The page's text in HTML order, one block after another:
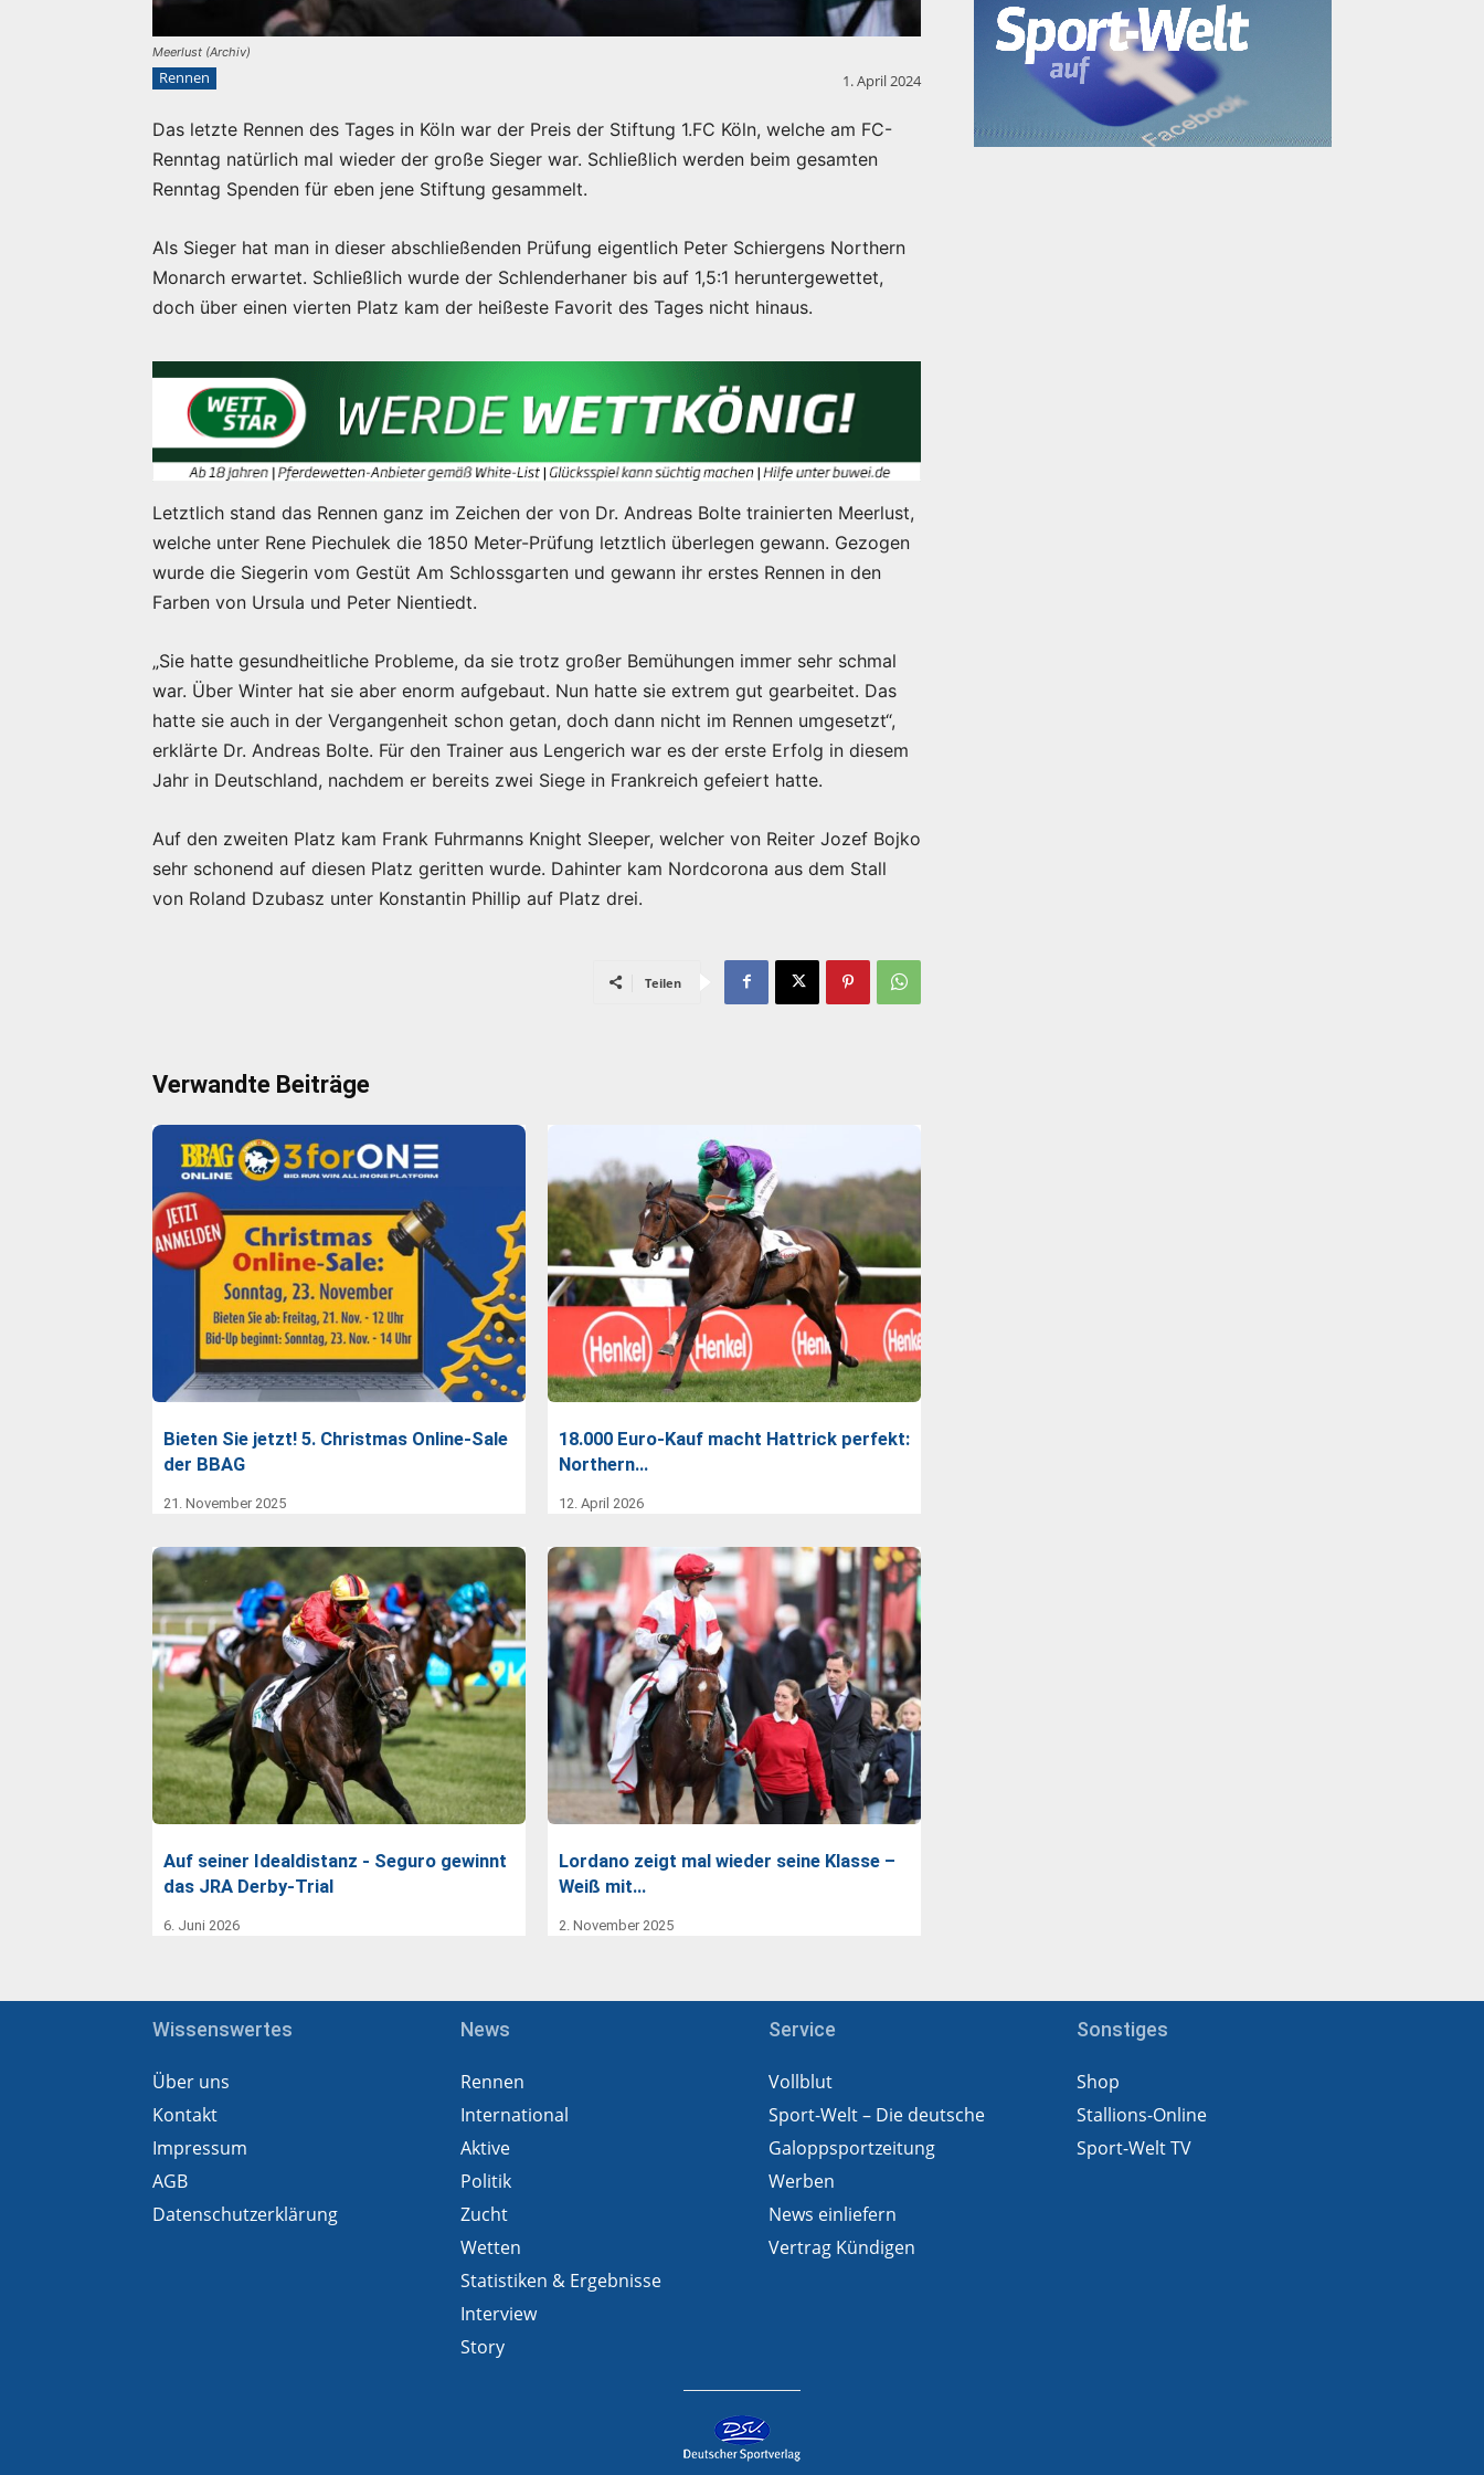
Meerlust (Archiv)
Rennen 1. April 2024
Das letzte Rennen des Tages in Köln war der Preis der Stiftung 1.FC Köln, welche am FC-
Renntag natürlich mal wieder der große Sieger war. Schließlich werden beim gesamten
Renntag Spenden für eben jene Stiftung gesammelt.
Als Sieger hat man in dieser abschließenden Prüfung eigentlich Peter Schiergens Northern
Monarch erwartet. Schließlich wurde der Schlenderhaner bis auf 1,5:1 heruntergewettet,
doch über einen vierten Platz kam der heißeste Favorit des Tages nicht hinaus.
Letztlich stand das Rennen ganz im Zeichen der von Dr. Andreas Bolte trainierten Meerlust,
welche unter Rene Piechulek die 1850 Meter-Prüfung letztlich überlegen gewann. Gezogen
wurde die Siegerin vom Gestüt Am Schlossgarten und gewann ihr erstes Rennen in den
Farben von Ursula und Peter Nientiedt.
„Sie hatte gesundheitliche Probleme, da sie trotz großer Bemühungen immer sehr schmal
war. Über Winter hat sie aber enorm aufgebaut. Nun hatte sie extrem gut gearbeitet. Das
hatte sie auch in der Vergangenheit schon getan, doch dann nicht im Rennen umgesetzt“,
erklärte Dr. Andreas Bolte. Für den Trainer aus Lengerich war es der erste Erfolg in diesem
Jahr in Deutschland, nachdem er bereits zwei Siege in Frankreich gefeiert hatte.
Auf den zweiten Platz kam Frank Fuhrmanns Knight Sleeper, welcher von Reiter Jozef Bojko
sehr schonend auf diesen Platz geritten wurde. Dahinter kam Nordcorona aus dem Stall
von Roland Dzubasz unter Konstantin Phillip auf Platz drei.
Teilen
Verwandte Beiträge
Bieten Sie jetzt! 5. Christmas Online-Sale
der BBAG
21. November 2025
18.000 Euro-Kauf macht Hattrick perfekt:
Northern…
12. April 2026
Auf seiner Idealdistanz - Seguro gewinnt
das JRA Derby-Trial
6. Juni 2026
Lordano zeigt mal wieder seine Klasse –
Weiß mit…
2. November 2025
Wissenswertes
Über uns
Kontakt
Impressum
AGB
Datenschutzerklärung
News
Rennen
International
Aktive
Politik
Zucht
Wetten
Statistiken & Ergebnisse
Interview
Story
Service
Vollblut
Sport-Welt – Die deutsche
Galoppsportzeitung
Werben
News einliefern
Vertrag Kündigen
Sonstiges
Shop
Stallions-Online
Sport-Welt TV